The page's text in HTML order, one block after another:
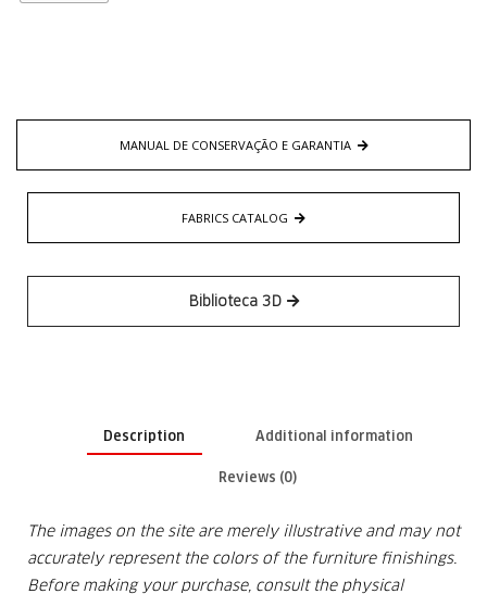
MANUAL DE CONSERVAÇÃO E GARANTIA
FABRICS CATALOG
Biblioteca 3D
Description Additional information
Reviews (0)
The images on the site are merely illustrative and may not
accurately represent the colors of the furniture finishings.
Before making your purchase, consult the physical